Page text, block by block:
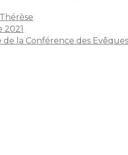
2021
de la Conférence des